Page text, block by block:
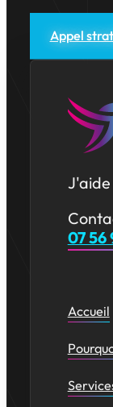
Appel
J'aide
07 56
Accueil